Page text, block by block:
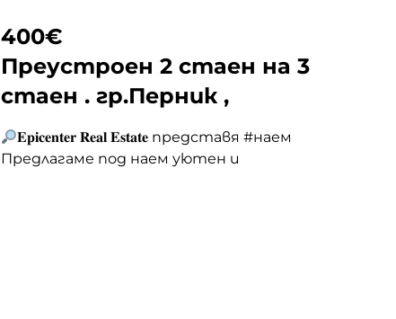
400€
Преустроен 2 стаен на 3
стаен . гр.Перник ,
кв.Изток
𝐄𝐩𝐢𝐜𝐞𝐧𝐭𝐞𝐫 𝐑𝐞𝐚𝐥 𝐄𝐬𝐭𝐚𝐭𝐞 представя #наем
Предлагаме под наем уютен и